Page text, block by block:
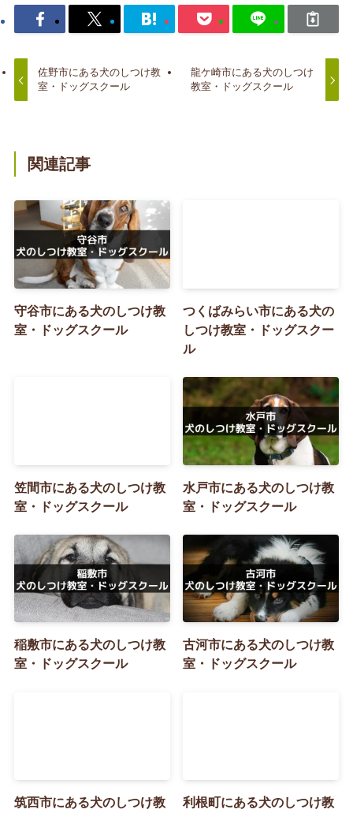
佐野市にある犬のしつけ教
室・ドッグスクール
龍ケ崎市にある犬のしつけ
教室・ドッグスクール
関連記事
守谷市にある犬のしつけ教
室・ドッグスクール
つくばみらい市にある犬の
しつけ教室・ドッグスクー
ル
笠間市にある犬のしつけ教
室・ドッグスクール
水戸市にある犬のしつけ教
室・ドッグスクール
稲敷市にある犬のしつけ教
室・ドッグスクール
古河市にある犬のしつけ教
室・ドッグスクール
筑西市にある犬のしつけ教
利根町にある犬のしつけ教